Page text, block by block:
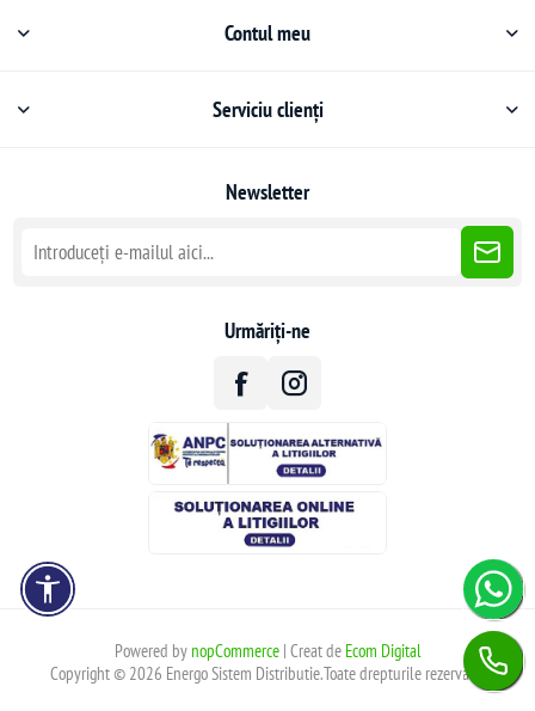
Contul meu
Serviciu clienți
Newsletter
Urmăriți-ne
Powered bynopCommerce| Creat de Ecom Digital
Copyright © 2026 Energo Sistem Distributie.Toate drepturile rezervate.